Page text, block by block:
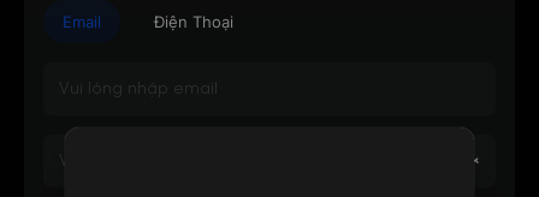
Email Điện Thoại